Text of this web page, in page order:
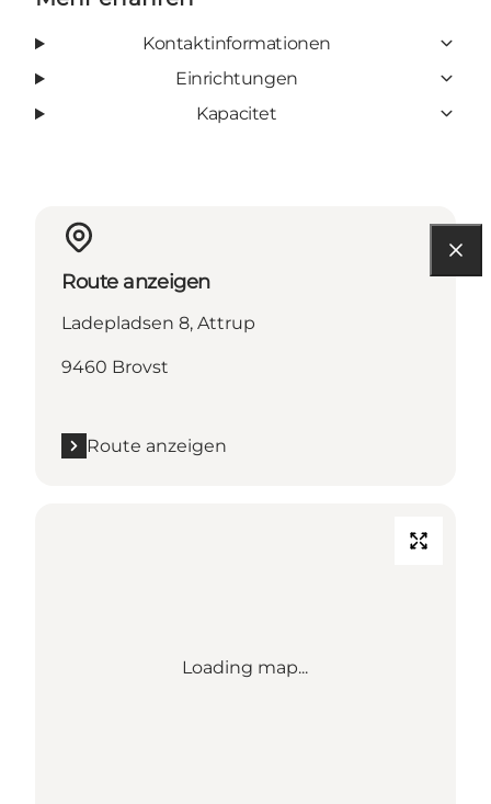
Kontaktinformationen
Einrichtungen
Kapacitet
Route anzeigen
Ladepladsen 8, Attrup
9460 Brovst
Route anzeigen
Loading map...